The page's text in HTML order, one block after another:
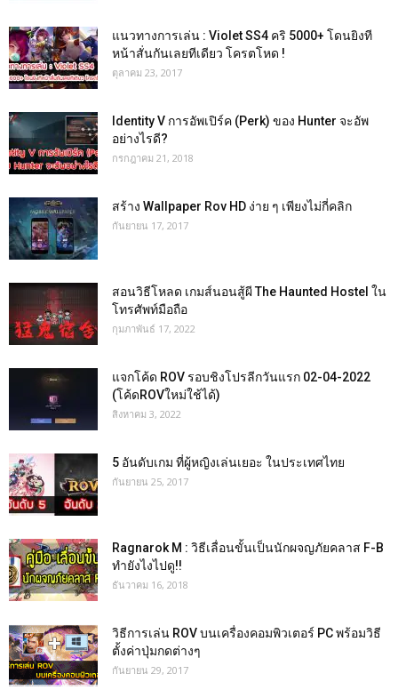
แนวทางการเล่น : Violet SS4 คริ 5000+ โดนยิงที
หน้าสั่นกันเลยทีเดียว โครตโหด !
ตุลาคม 23, 2017
Identity V การอัพเปิร์ค (Perk) ของ Hunter จะอัพ
อย่างไรดี?
กรกฎาคม 21, 2018
สร้าง Wallpaper Rov HD ง่าย ๆ เพียงไม่กี่คลิก
กันยายน 17, 2017
สอนวิธีโหลด เกมส์นอนสู้ผี The Haunted Hostel ใน
โทรศัพท์มือถือ
กุมภาพันธ์ 17, 2022
แจกโค้ด ROV รอบชิงโปรลีกวันแรก 02-04-2022
(โค้ดROVใหม่ใช้ได้)
สิงหาคม 3, 2022
5 อันดับเกม ที่ผู้หญิงเล่นเยอะ ในประเทศไทย
กันยายน 25, 2017
Ragnarok M : วิธีเลื่อนขั้นเป็นนักผจญภัยคลาส F-B
ทำยังไงไปดู!!
ธันวาคม 16, 2018
วิธีการเล่น ROV บนเครื่องคอมพิวเตอร์ PC พร้อมวิธี
ตั้งค่าปุ่มกดต่างๆ
กันยายน 29, 2017